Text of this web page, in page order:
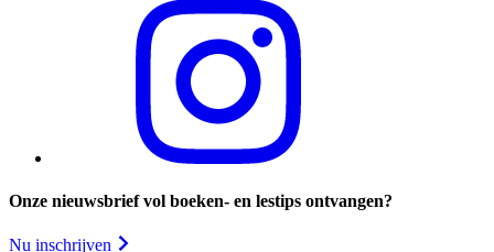
Onze nieuwsbrief vol boeken- en lestips ontvangen?
Nu inschrijven